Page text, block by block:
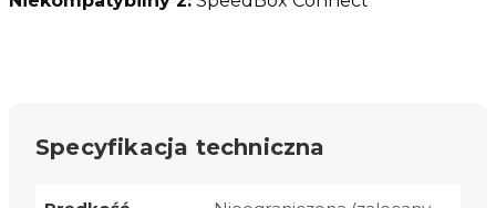
Specyfikacja techniczna